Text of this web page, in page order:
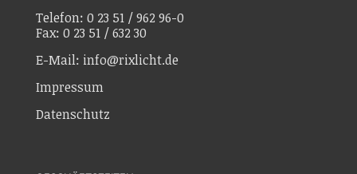
Telefon: 0 23 51 / 962 96-0
Fax: 0 23 51 / 632 30
E-Mail: info@rixlicht.de
Impressum
Datenschutz